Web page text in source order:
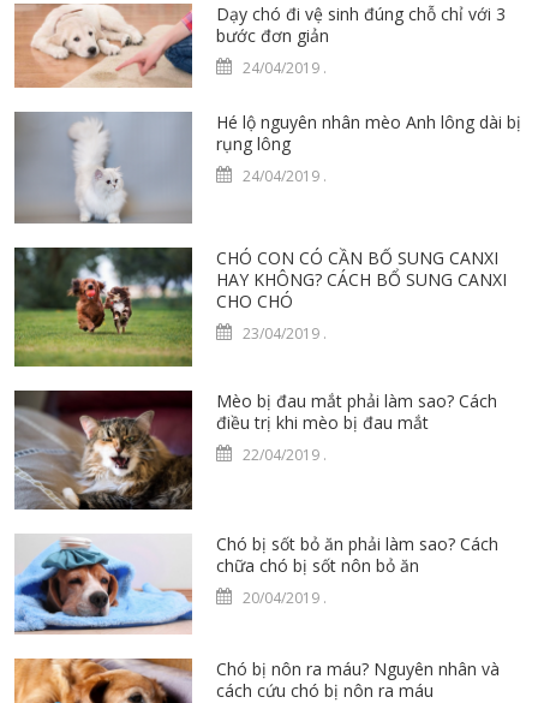
Dạy chó đi vệ sinh đúng chỗ chỉ với 3
bước đơn giản
24/04/2019 .
Hé lộ nguyên nhân mèo Anh lông dài bị
rụng lông
24/04/2019 .
CHÓ CON CÓ CẦN BỔ SUNG CANXI
HAY KHÔNG? CÁCH BỔ SUNG CANXI
CHO CHÓ
23/04/2019 .
Mèo bị đau mắt phải làm sao? Cách
điều trị khi mèo bị đau mắt
22/04/2019 .
Chó bị sốt bỏ ăn phải làm sao? Cách
chữa chó bị sốt nôn bỏ ăn
20/04/2019 .
Chó bị nôn ra máu? Nguyên nhân và
cách cứu chó bị nôn ra máu